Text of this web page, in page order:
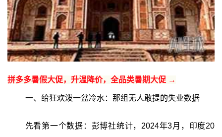
拼多多暑假大促，升温降价，全品类暑期大促 →
一、给狂欢泼一盆冷水：那组无人敢提的失业数据
先看第一个数据：彭博社统计，2024年3月，印度20